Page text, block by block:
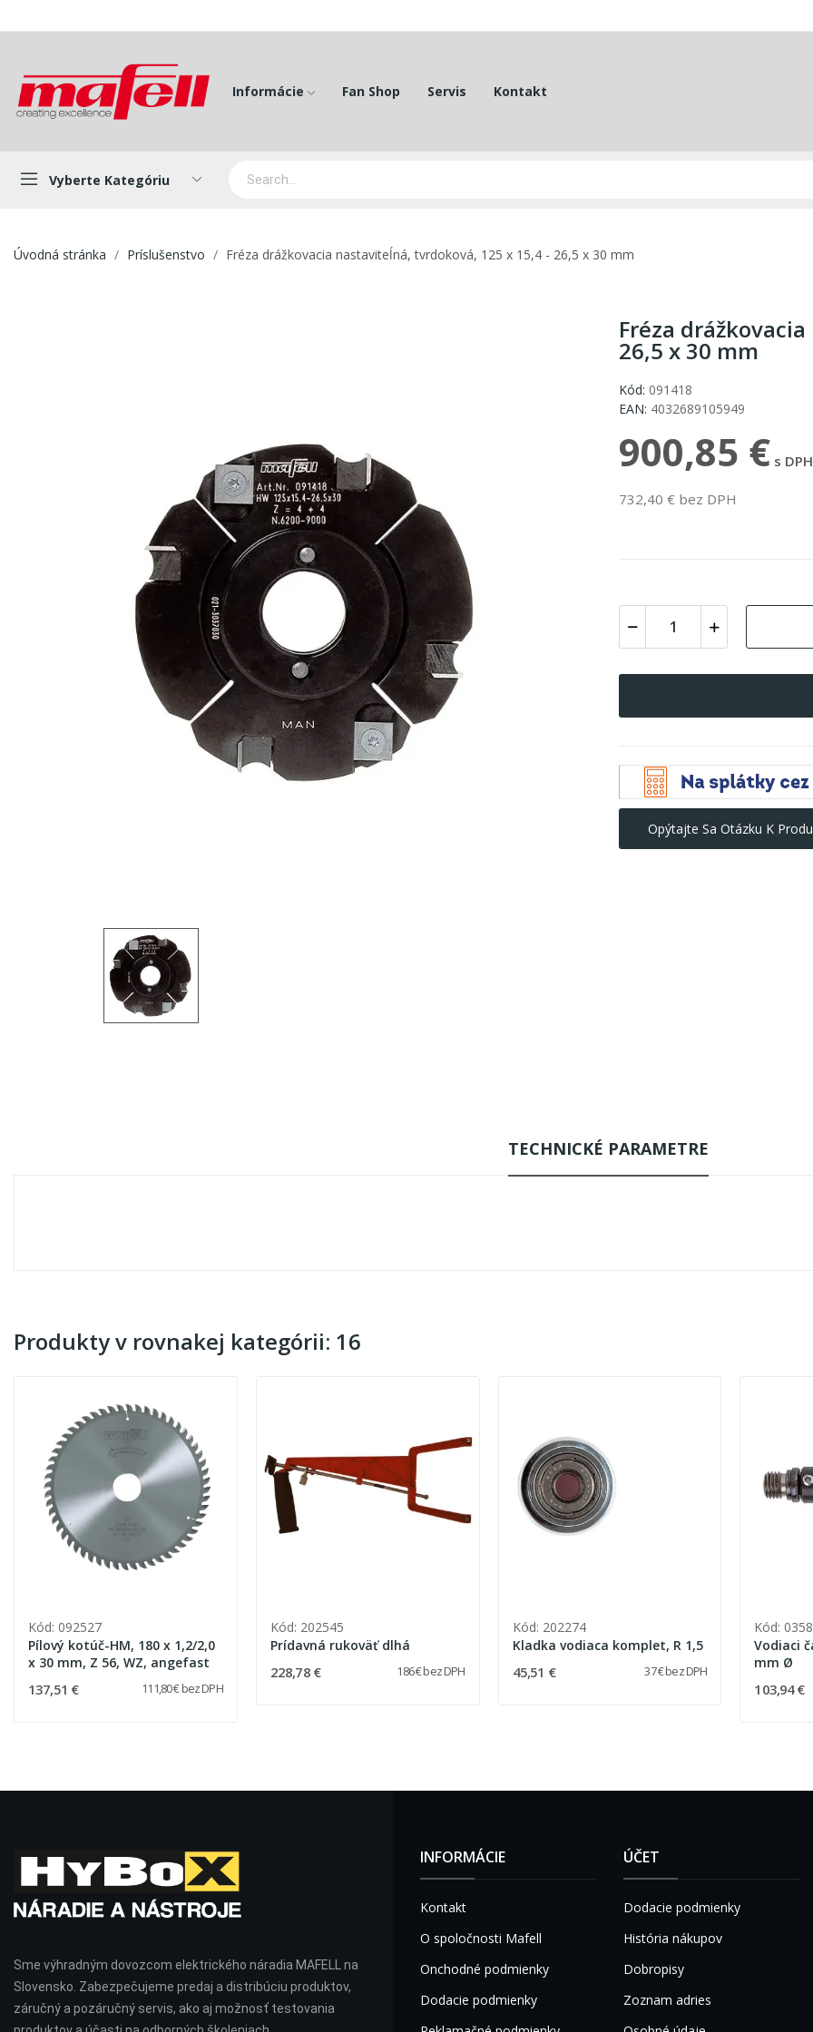
Informácie Fan Shop Servis Kontakt
Vyberte Kategóriu
Úvodná stránka Príslušenstvo Fréza drážkovacia nastaviteĺná, tvrdoková, 125 x 15,4 - 26,5 x 30 mm
Fréza
26,5 x 30 mm
Kód: 091418
EAN: 4032689105949
900,85 € s DPH
732,40 € bez DPH
Opýtajte Sa Otázku K
TECHNICKÉ PARAMETRE
Produkty v rovnakej kategórii: 16
Kód: 092527
Pílový kotúč-HM, 180 x 1,2/2,0
x 30 mm, Z 56, WZ, angefast
137,51 € 111,80 € bez DPH
Kód: 202545
Prídavná rukoväť dlhá
228,78 € 186 € bez DPH
Kód: 202274
Kladka vodiaca komplet, R 1,5
45,51 € 37 € bez DPH
Kód:
Vodiaci
mm Ø
103,94 €
Sme výhradným dovozcom elektrického náradia MAFELL na
Slovensko. Zabezpečujeme predaj a distribúciu produktov,
záručný a pozáručný servis, ako aj možnosť testovania
INFORMÁCIE
Kontakt
O spoločnosti Mafell
Onchodné podmienky
Dodacie podmienky
ÚČET
Dodacie podmienky
História nákupov
Dobropisy
Zoznam adries